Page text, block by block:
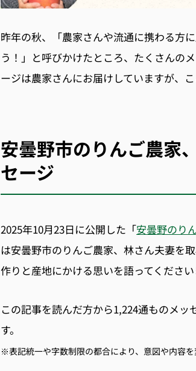
昨年の秋、「農家さんや流通に携わる方
う！」と呼びかけたところ、たくさんの
ージは農家さんにお届けしていますが、
安曇野市のりんご農家
セージ
2025年10月23日に公開した「安曇野のり
は安曇野市のりんご農家、林さん夫妻を
作りと産地にかける思いを語ってください
この記事を読んだ方から1,224通ものメ
す。
※表記統一や字数制限の都合により、意図や内容